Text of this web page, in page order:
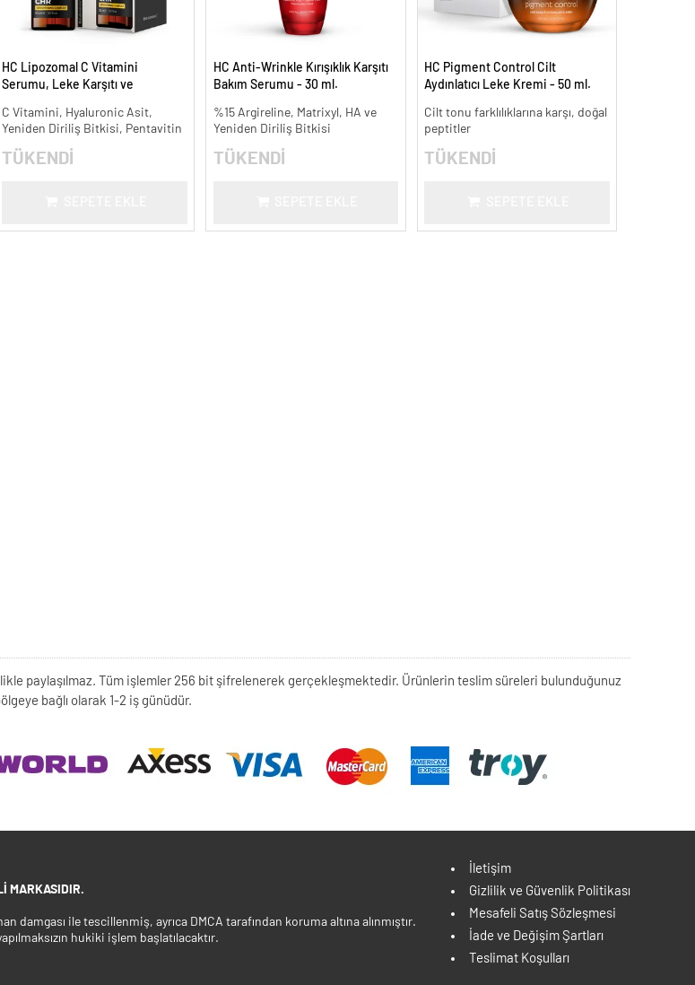
HC Lipozomal C Vitamini
Serumu, Leke Karşıtı ve
C Vitamini, Hyaluronic Asit,
Yeniden Diriliş Bitkisi, Pentavitin
TÜKENDİ
HC Anti-Wrinkle Kırışıklık Karşıtı
Bakım Serumu - 30 ml.
%15 Argireline, Matrixyl, HA ve
Yeniden Diriliş Bitkisi
TÜKENDİ
HC Pigment Control Cilt
Aydınlatıcı Leke Kremi - 50 ml.
Cilt tonu farklılıklarına karşı, doğal
peptitler
TÜKENDİ
paylaşılmaz. Tüm işlemler 256 bit şifrelenerek gerçekleşmektedir. Ürünlerin teslim süreleri bulunduğunuz
bağlı olarak 1-2 iş günüdür.
MARKASIDIR.
damgası ile tescillenmiş, ayrıca DMCA tarafından koruma altına alınmıştır.
hukiki işlem başlatılacaktır.
İletişim
Gizlilik ve Güvenlik Politikası
Mesafeli Satış Sözleşmesi
İade ve Değişim Şartları
Teslimat Koşulları